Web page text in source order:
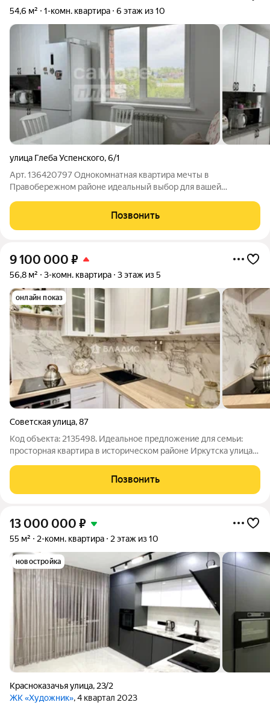
54,6 м² 1-комн. квартира 6 этаж из 10
улица Глеба Успенского,6/1
Арт. 136420797 Однокомнатная квартира мечты в
Правобережном районе идеальный выбор для вашей
и теплую однокомнатную квартиру площадью 54,6 м на 6
этаже 10-этажного дома 2015 года постройки. Что
Позвонить
9 100 000 ₽
56,8 м² 3-комн. квартира 3 этаж из 5
онлайн показ
Советская улица,87
Код объекта: 2135498. Идеальное предложение для семьи:
просторная квартира в историческом районе Иркутска улица
частью одного из самых живописных и удобных для жизни
районов города. Квартира
Позвонить
13 000 000 ₽
55 м² 2-комн. квартира 2 этаж из 10
новостройка
Красноказачья улица, 23/2
ЖК «Художник», 4 квартал 2023